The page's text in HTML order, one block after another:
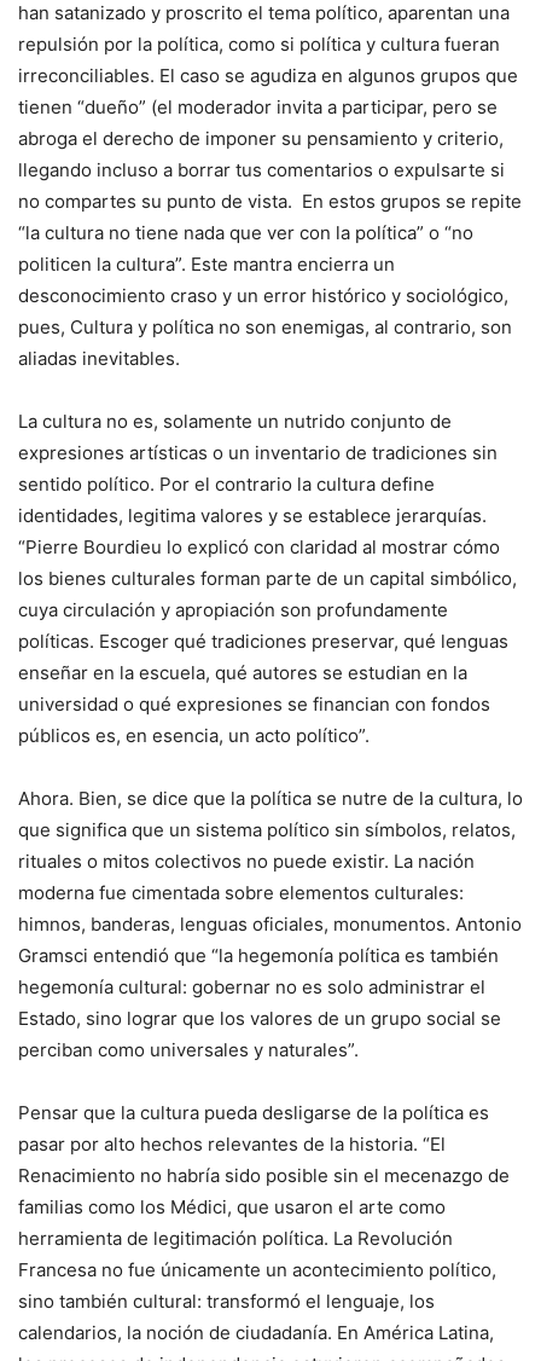
han satanizado y proscrito el tema político, aparentan una
repulsión por la política, como si política y cultura fueran
irreconciliables. El caso se agudiza en algunos grupos que
tienen “dueño” (el moderador invita a participar, pero se
abroga el derecho de imponer su pensamiento y criterio,
llegando incluso a borrar tus comentarios o expulsarte si
no compartes su punto de vista. En estos grupos se repite
“la cultura no tiene nada que ver con la política” o “no
politicen la cultura”. Este mantra encierra un
desconocimiento craso y un error histórico y sociológico,
pues, Cultura y política no son enemigas, al contrario, son
aliadas inevitables.
La cultura no es, solamente un nutrido conjunto de
expresiones artísticas o un inventario de tradiciones sin
sentido político. Por el contrario la cultura define
identidades, legitima valores y se establece jerarquías.
“Pierre Bourdieu lo explicó con claridad al mostrar cómo
los bienes culturales forman parte de un capital simbólico,
cuya circulación y apropiación son profundamente
políticas. Escoger qué tradiciones preservar, qué lenguas
enseñar en la escuela, qué autores se estudian en la
universidad o qué expresiones se financian con fondos
públicos es, en esencia, un acto político”.
Ahora. Bien, se dice que la política se nutre de la cultura, lo
que significa que un sistema político sin símbolos, relatos,
rituales o mitos colectivos no puede existir. La nación
moderna fue cimentada sobre elementos culturales:
himnos, banderas, lenguas oficiales, monumentos. Antonio
Gramsci entendió que “la hegemonía política es también
hegemonía cultural: gobernar no es solo administrar el
Estado, sino lograr que los valores de un grupo social se
perciban como universales y naturales”.
Pensar que la cultura pueda desligarse de la política es
pasar por alto hechos relevantes de la historia. “El
Renacimiento no habría sido posible sin el mecenazgo de
familias como los Médici, que usaron el arte como
herramienta de legitimación política. La Revolución
Francesa no fue únicamente un acontecimiento político,
sino también cultural: transformó el lenguaje, los
calendarios, la noción de ciudadanía. En América Latina,